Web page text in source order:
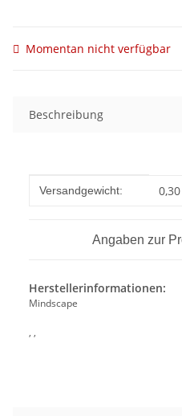
Momentan nicht verfügbar
Beschreibung
Produkteigenschaft
Wert
Versandgewicht:
Angaben zur
Herstellerinformationen:
Mindscape
, ,